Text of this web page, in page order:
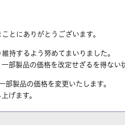
とにありがとうございます。
持するよう努めてまいりました。
部製品の価格を改定せざるを得ない
製品の価格を変更いたします。
げます。